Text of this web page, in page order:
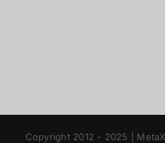
Copyright 2012 - 2025 |